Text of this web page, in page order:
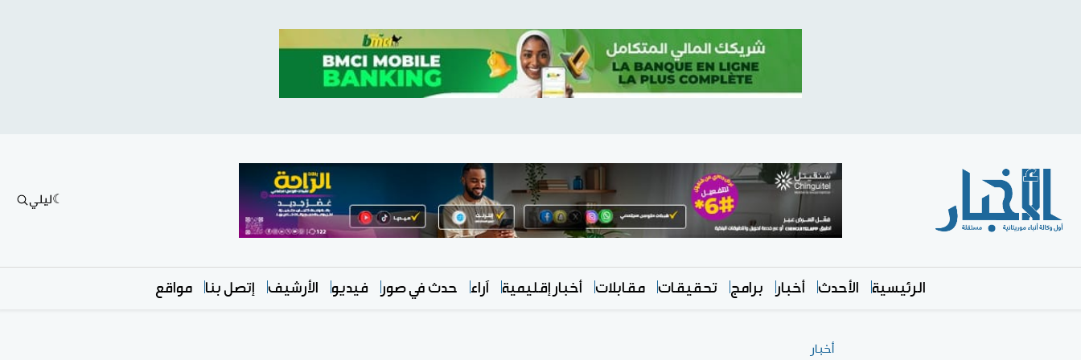
ليلي
الرئيسية الأحدث أخبار برامج تحقيقات مقابلات أخبار إقليمية آراء حدث في صور فيديو الأرشيف إتصل بنا مواقع
أخبار